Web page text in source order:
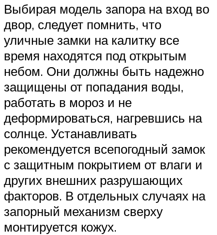
Выбирая модель запора на вход во
двор, следует помнить, что
уличные замки на калитку все
время находятся под открытым
небом. Они должны быть надежно
защищены от попадания воды,
работать в мороз и не
деформироваться, нагревшись на
солнце. Устанавливать
рекомендуется всепогодный замок
с защитным покрытием от влаги и
других внешних разрушающих
факторов. В отдельных случаях на
запорный механизм сверху
монтируется кожух.